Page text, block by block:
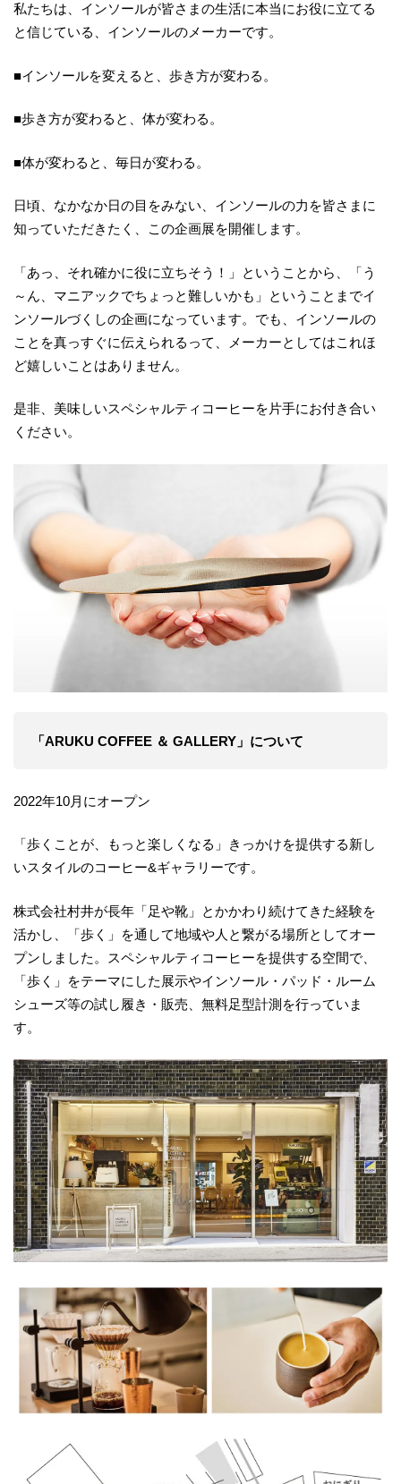
私たちは、インソールが皆さまの生活に本当にお役に立てる
と信じている、インソールのメーカーです。
■インソールを変えると、歩き方が変わる。
■歩き方が変わると、体が変わる。
■体が変わると、毎日が変わる。
日頃、なかなか日の目をみない、インソールの力を皆さまに
知っていただきたく、この企画展を開催します。
「あっ、それ確かに役に立ちそう！」ということから、「う
～ん、マニアックでちょっと難しいかも」ということまでイ
ンソールづくしの企画になっています。でも、インソールの
ことを真っすぐに伝えられるって、メーカーとしてはこれほ
ど嬉しいことはありません。
是非、美味しいスペシャルティコーヒーを片手にお付き合い
ください。
「ARUKU COFFEE ＆ GALLERY」について
2022年10月にオープン
「歩くことが、もっと楽しくなる」きっかけを提供する新し
いスタイルのコーヒー&ギャラリーです。
株式会社村井が長年「足や靴」とかかわり続けてきた経験を
活かし、「歩く」を通して地域や人と繋がる場所としてオー
プンしました。スペシャルティコーヒーを提供する空間で、
「歩く」をテーマにした展示やインソール・パッド・ルーム
シューズ等の試し履き・販売、無料足型計測を行っていま
す。